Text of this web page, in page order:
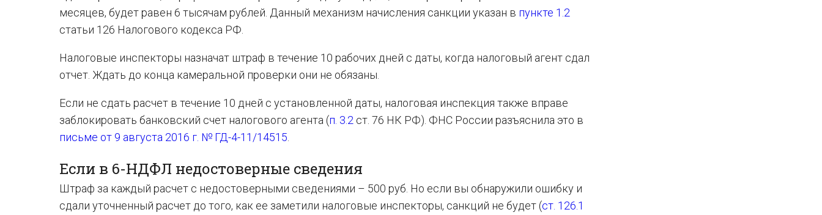
месяцев, будет равен 6 тысячам рублей. Данный механизм начисления санкции указан в пункте 1.2
статьи 126 Налогового кодекса РФ.
Налоговые инспекторы назначат штраф в течение 10 рабочих дней с даты, когда налоговый агент сдал
отчет. Ждать до конца камеральной проверки они не обязаны.
Если не сдать расчет в течение 10 дней с установленной даты, налоговая инспекция также вправе
заблокировать банковский счет налогового агента (п. 3.2 ст. 76 НК РФ). ФНС России разъяснила это в
письме от 9 августа 2016 г. № ГД-4-11/14515
Если в 6-НДФЛ недостоверные сведения
Штраф за каждый расчет с недостоверными сведениями – 500 руб. Но если вы обнаружили ошибку и
сдали уточненный расчет до того, как ее заметили налоговые инспекторы, санкций не будет (ст. 126.1